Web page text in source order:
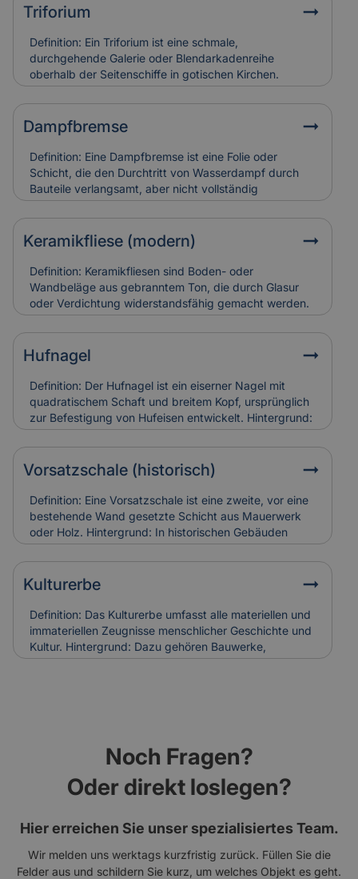
Alt- und Denkmalgebäuden wird er häufig in
eingesetzt.Relevanz für Versicherung:
Brennwertkessel senken Betriebskosten, erfordern
aber eine regelmäßige Wartung. Schäden durch
Kondensat oder Abgasfehler werden in der
Gebäudeversicherung individuell bewertet.
Triforium
Definition: Ein Triforium ist eine schmale,
durchgehende Galerie oder Blendarkadenreihe
oberhalb der Seitenschiffe in gotischen Kirchen.
Hintergrund: Es dient vor allem der Gliederung der
Innenwand und trägt zur Lichtführung und optischen
Tiefe des Raumes bei. Relevanz für Versicherung:
Schäden an Triforien sind häufig schwer zugänglich
und teuer in der Restaurierung. Versicherungen
bewerten sie entsprechend ihres künstlerischen und
baulichen Werts.
Dampfbremse
Definition: Eine Dampfbremse ist eine Folie oder
Schicht, die den Durchtritt von Wasserdampf durch
Bauteile verlangsamt, aber nicht vollständig
verhindert.Hintergrund: Sie wird vor allem in Dach-
und Wandkonstruktionen eingesetzt, um
Feuchtigkeitsansammlungen in der Dämmung zu
vermeiden. So bleibt die Bausubstanz trocken und
schimmelresistent.Relevanz für Versicherung: Falsch
verlegte Dampfbremsen können Feuchtigkeitsschäden
verursachen. Versicherungen berücksichtigen sie bei
der Schadensanalyse und Bewertung der
Bauausführung.
Keramikfliese (modern)
Definition: Keramikfliesen sind Boden- oder
Wandbeläge aus gebranntem Ton, die durch Glasur
oder Verdichtung widerstandsfähig gemacht werden.
Hintergrund: Moderne Varianten sind besonders
langlebig, pflegeleicht und in vielen Designs erhältlich.
Sie werden häufig zur Sanierung älterer Gebäude
eingesetzt, um historische Räume zeitgemäß nutzbar
zu machen. Relevanz für Versicherung: Keramikfliesen
gelten als robust, können aber bei
Leitungswasserschäden hohe Reparaturkosten
verursachen, wenn sie vollständig ersetzt werden
müssen.
Hufnagel
Definition: Der Hufnagel ist ein eiserner Nagel mit
quadratischem Schaft und breitem Kopf, ursprünglich
zur Befestigung von Hufeisen entwickelt. Hintergrund:
In historischen Gebäuden fand er auch als
Befestigungselement in Holzbau oder Dachdeckung
Verwendung. Alte Hufnägel sind oft handgeschmiedet
und zeugen von traditioneller Bauweise. Relevanz für
Versicherung: Korrodierte Hufnägel können
Holzschäden verursachen. Bei Restaurierungen
werden sie häufig ersetzt, was in die
Versicherungskalkulation denkmalgerechter
Sanierungen einfließt.
Vorsatzschale (historisch)
Definition: Eine Vorsatzschale ist eine zweite, vor eine
bestehende Wand gesetzte Schicht aus Mauerwerk
oder Holz. Hintergrund: In historischen Gebäuden
diente sie oft dem Witterungsschutz oder der
optischen Aufwertung einer Fassade. Heute wird sie
auch zur Verbesserung der Wärmedämmung genutzt.
historischen Vorsatzschalen können
Feuchtigkeitsschäden verursachen. Ihr Zustand wird
bei der Gebäudebewertung und Schadenanalyse mit
einbezogen.
Kulturerbe
Definition: Das Kulturerbe umfasst alle materiellen und
immateriellen Zeugnisse menschlicher Geschichte und
Kultur. Hintergrund: Dazu gehören Bauwerke,
Kunstwerke, Traditionen und Handwerksformen, die
und Erhalt meist aufwendig und kostenintensiv sind.
Noch Fragen?
Oder direkt loslegen?
Hier erreichen Sie unser spezialisiertes Team.
Wir melden uns werktags kurzfristig zurück. Füllen Sie die
Felder aus und schildern Sie kurz, um welches Objekt es geht.